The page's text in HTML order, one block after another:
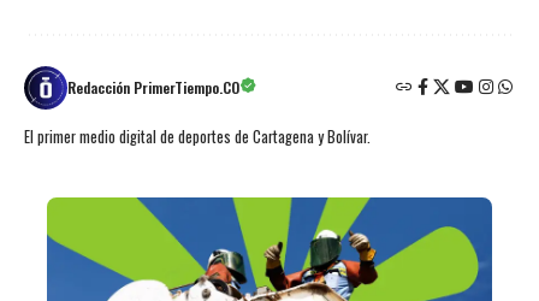
Redacción PrimerTiempo.CO
El primer medio digital de deportes de Cartagena y Bolívar.